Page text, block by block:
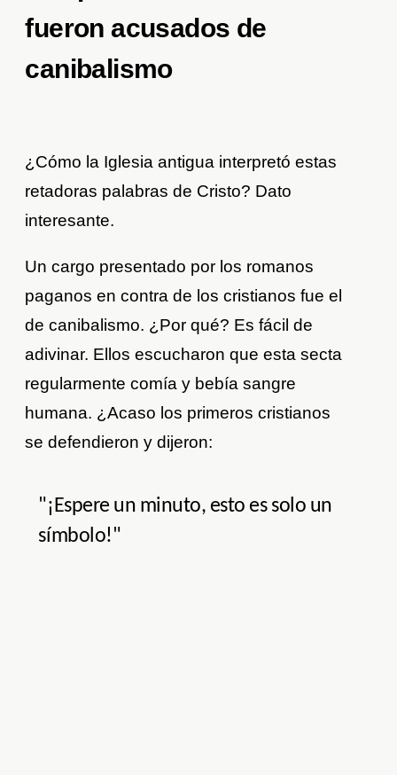
fueron acusados de
canibalismo
¿Cómo la Iglesia antigua interpretó estas
retadoras palabras de Cristo? Dato
interesante.
Un cargo presentado por los romanos
paganos en contra de los cristianos fue el
de canibalismo. ¿Por qué? Es fácil de
adivinar. Ellos escucharon que esta secta
regularmente comía y bebía sangre
humana. ¿Acaso los primeros cristianos
se defendieron y dijeron:
"¡Espere un minuto, esto es solo un
símbolo!"